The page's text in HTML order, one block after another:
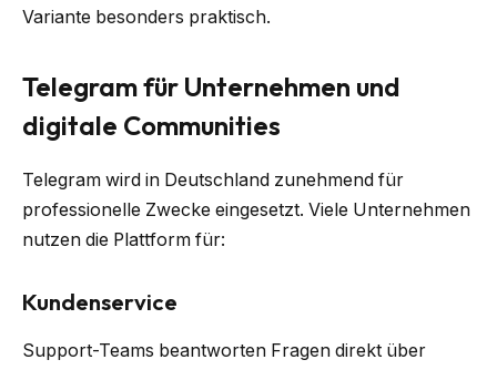
Variante besonders praktisch.
Telegram für Unternehmen und
digitale Communities
Telegram wird in Deutschland zunehmend für
professionelle Zwecke eingesetzt. Viele Unternehmen
nutzen die Plattform für:
Kundenservice
Support-Teams beantworten Fragen direkt über